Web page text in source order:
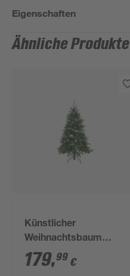
Eigenschaften
Ähnliche Produkte
Künstlicher
Weihnachtsbaum
'Sherwood' Fichte mit
450 LEDs in
179,99 €